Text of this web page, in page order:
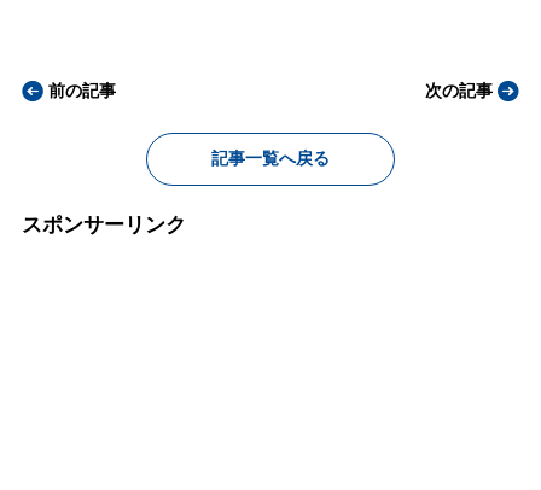
前の記事
記事一覧へ戻る
次の記事
スポンサーリンク